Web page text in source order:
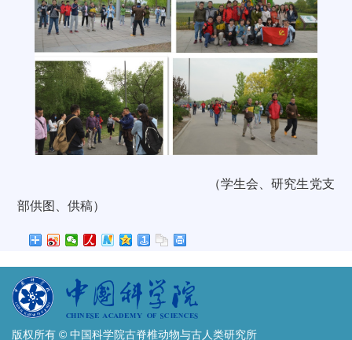
（学生会 、研究生党支
部供图、供稿）
版权所有 © 中国科学院古脊椎动物与古人类研究所